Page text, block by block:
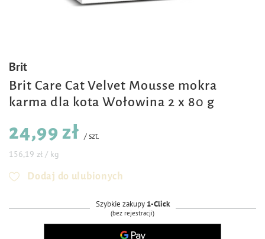
Brit
Brit Care Cat Velvet Mousse mokra
karma dla kota Wołowina 2 x 80 g
24,99 zł /szt.
156,19 zł / kg
Dodaj do ulubionych
Szybkie zakupy 1-Click
(bez rejestracji)